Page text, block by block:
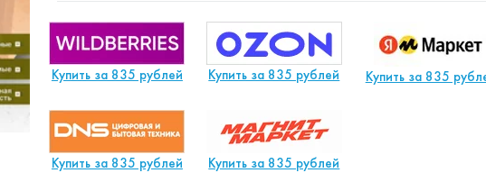
Купить за 835 рублей Купить за 835 рублей Купить за 835
Купить за 835 рублей Купить за 835 рублей